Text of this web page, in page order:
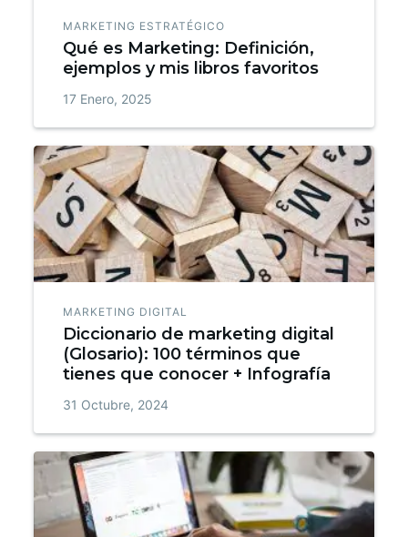
MARKETING ESTRATÉGICO
Qué es Marketing: Definición,
ejemplos y mis libros favoritos
17 Enero, 2025
MARKETING DIGITAL
Diccionario de marketing digital
(Glosario): 100 términos que
tienes que conocer + Infografía
31 Octubre, 2024